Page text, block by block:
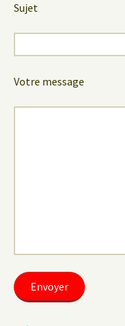
Sujet
Votre message